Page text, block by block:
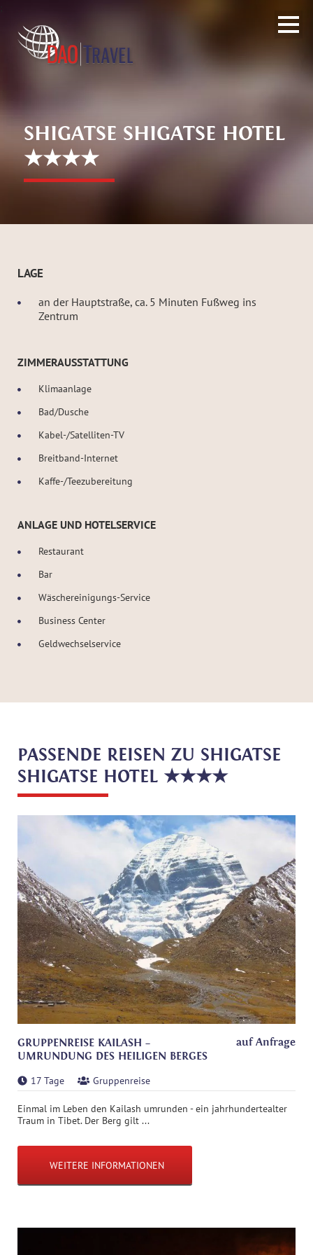
SHIGATSE SHIGATSE HOTEL
★★★★
LAGE
an der Hauptstraße, ca. 5 Minuten Fußweg ins
Zentrum
ZIMMERAUSSTATTUNG
Klimaanlage
Bad/Dusche
Kabel-/Satelliten-TV
Breitband-Internet
Kaffe-/Teezubereitung
ANLAGE UND HOTELSERVICE
Restaurant
Bar
Wäschereinigungs-Service
Business Center
Geldwechselservice
PASSENDE REISEN ZU SHIGATSE
SHIGATSE HOTEL ★★★★
GRUPPENREISE KAILASH –
UMRUNDUNG DES HEILIGEN BERGES
auf Anfrage
17 Tage Gruppenreise
Einmal im Leben den Kailash umrunden - ein jahrhundertealter
Traum in Tibet. Der Berg gilt ...
WEITERE INFORMATIONEN